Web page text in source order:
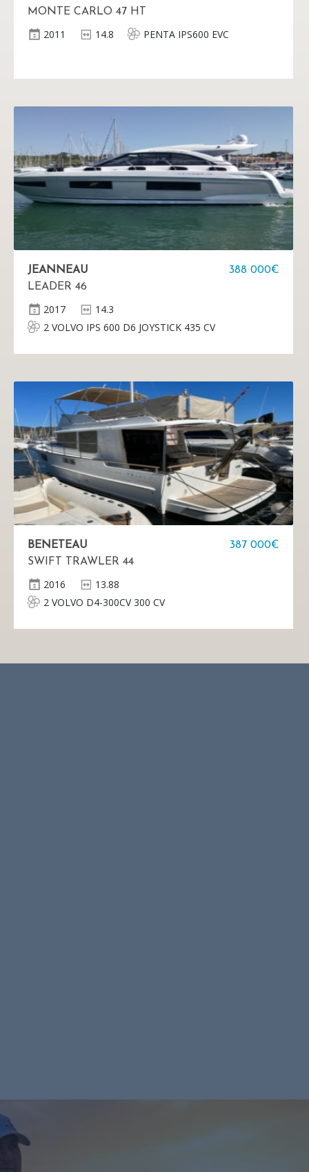
MONTE CARLO 47 HT
2011 14.8 PENTA IPS600 EVC
JEANNEAU
LEADER 46
388 000€
2017
14.3
2 VOLVO IPS 600 D6 JOYSTICK 435 CV
BENETEAU
SWIFT TRAWLER 44
387 000€
2016
13.88
2 VOLVO D4-300CV 300 CV